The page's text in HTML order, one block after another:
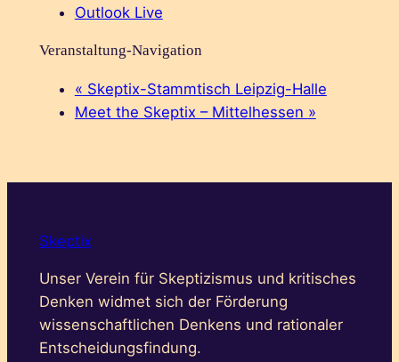
Outlook Live
Veranstaltung-Navigation
« Skeptix-Stammtisch Leipzig-Halle
Meet the Skeptix – Mittelhessen »
Skeptix
Unser Verein für Skeptizismus und kritisches
Denken widmet sich der Förderung
wissenschaftlichen Denkens und rationaler
Entscheidungsfindung.